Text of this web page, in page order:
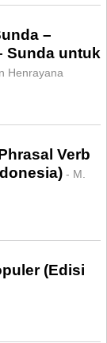
–
Sunda untuk
Henrayana
Verb
- M.
(Edisi